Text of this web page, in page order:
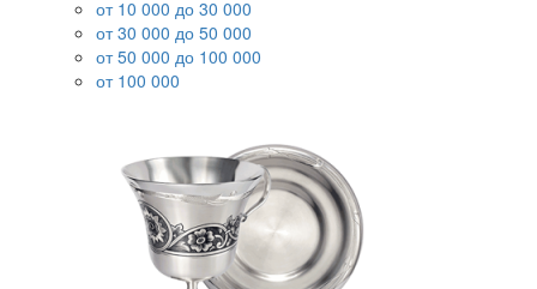
от 10 000 до 30 000
от 30 000 до 50 000
от 50 000 до 100 000
от 100 000